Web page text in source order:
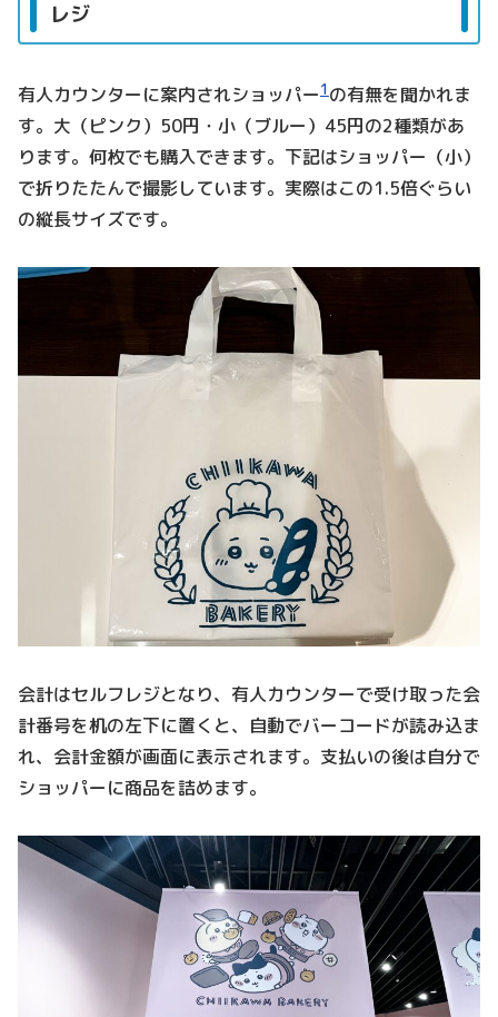
レジ
有人カウンターに案内されショッパー1の有無を聞かれま
す。大（ピンク）50円・小（ブルー）45円の2種類があ
ります。何枚でも購入できます。下記はショッパー（小）
で折りたたんで撮影しています。実際はこの1.5倍ぐらい
の縦長サイズです。
会計はセルフレジとなり、有人カウンターで受け取った会
計番号を机の左下に置くと、自動でバーコードが読み込ま
れ、会計金額が画面に表示されます。支払いの後は自分で
ショッパーに商品を詰めます。